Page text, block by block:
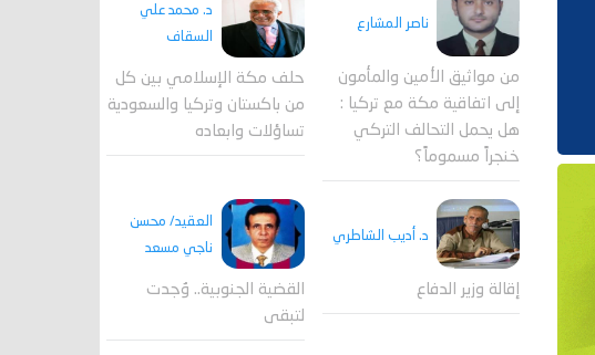
ناصر المشارع
من مواثيق الأمين والمأمون
إلى اتفاقية مكة مع تركيا :
هل يحمل التحالف التركي
خنجراً مسموماً؟
د. محمد علي
السقاف
حلف مكة الإسلامي بين كل
من باكستان وتركيا والسعودية
تساؤلات وابعاده
د. أديب الشاطري
إقالة وزير الدفاع
العقيد/ محسن
ناجي مسعد
القضية الجنوبية.. وُجدت
لتبقى